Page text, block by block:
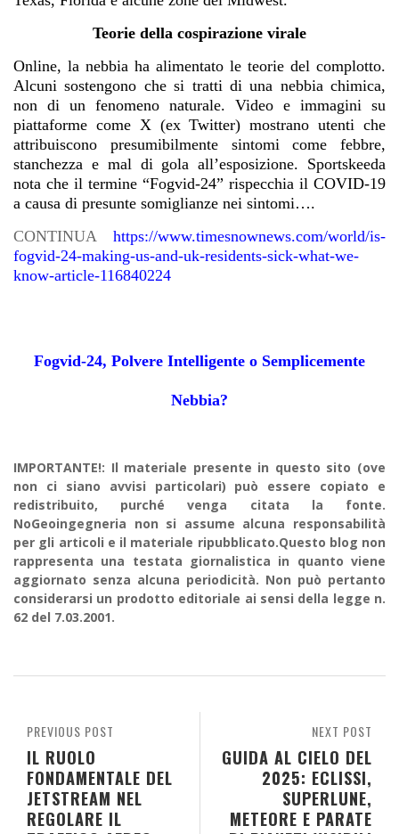
Teorie della cospirazione virale
Online, la nebbia ha alimentato le teorie del complotto.
Alcuni sostengono che si tratti di una nebbia chimica,
non di un fenomeno naturale. Video e immagini su
piattaforme come X (ex Twitter) mostrano utenti che
attribuiscono presumibilmente sintomi come febbre,
stanchezza e mal di gola all’esposizione. Sportskeeda
nota che il termine “Fogvid-24” rispecchia il COVID-19
a causa di presunte somiglianze nei sintomi….
CONTINUA
https://www.timesnownews.com/world/is-
fogvid-24-making-us-and-uk-residents-sick-what-we-
know-article-116840224
Fogvid-24, Polvere Intelligente o Semplicemente
Nebbia?
IMPORTANTE!: Il materiale presente in questo sito (ove
non ci siano avvisi particolari) può essere copiato e
redistribuito, purché venga citata la fonte.
NoGeoingegneria non si assume alcuna responsabilità
per gli articoli e il materiale ripubblicato.Questo blog non
rappresenta una testata giornalistica in quanto viene
aggiornato senza alcuna periodicità. Non può pertanto
considerarsi un prodotto editoriale ai sensi della legge n.
62 del 7.03.2001.
NEXT POST
GUIDA AL CIELO DEL
2025: ECLISSI,
SUPERLUNE,
METEORE E PARATE
PREVIOUS POST
IL RUOLO
FONDAMENTALE DEL
JETSTREAM NEL
REGOLARE IL